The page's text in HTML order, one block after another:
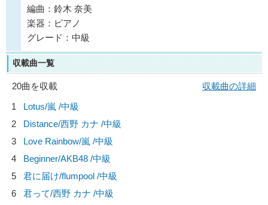
編曲：鈴木 奈美
楽器：ピアノ
グレード：中級
収載曲一覧
20曲を収載
収載曲の詳細
1
Lotus/嵐 /中級
2
Distance/西野 カナ /中級
3
Love Rainbow/嵐 /中級
4
Beginner/AKB48 /中級
5
君に届け/flumpool /中級
6
君って/西野 カナ /中級